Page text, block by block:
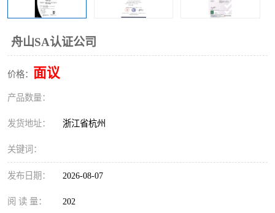
舟山SA认证公司
价格： 面议
产品数量：
发货地址： 浙江省杭州
关键词：
发布日期： 2026-08-07
阅 读 量： 202